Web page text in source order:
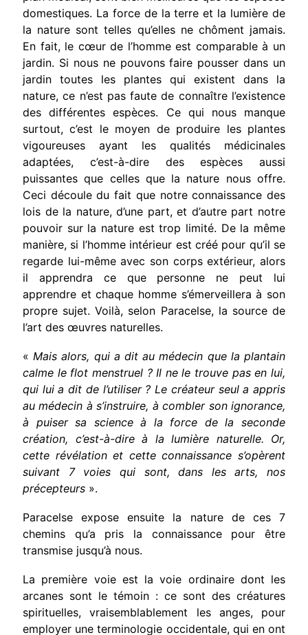
domestiques. La force de la terre et la lumière de
la nature sont telles qu’elles ne chôment jamais.
En fait, le cœur de l’homme est comparable à un
jardin. Si nous ne pouvons faire pousser dans un
jardin toutes les plantes qui existent dans la
nature, ce n’est pas faute de connaître l’existence
des différentes espèces. Ce qui nous manque
surtout, c’est le moyen de produire les plantes
vigoureuses ayant les qualités médicinales
adaptées, c’est-à-dire des espèces aussi
puissantes que celles que la nature nous offre.
Ceci découle du fait que notre connaissance des
lois de la nature, d’une part, et d’autre part notre
pouvoir sur la nature est trop limité. De la même
manière, si l’homme intérieur est créé pour qu’il se
regarde lui-même avec son corps extérieur, alors
il apprendra ce que personne ne peut lui
apprendre et chaque homme s’émerveillera à son
propre sujet. Voilà, selon Paracelse, la source de
l’art des œuvres naturelles.
« Mais alors, qui a dit au médecin que la plantain
calme le flot menstruel ? Il ne le trouve pas en lui,
qui lui a dit de l’utiliser ? Le créateur seul a appris
au médecin à s’instruire, à combler son ignorance,
à puiser sa science à la force de la seconde
création, c’est-à-dire à la lumière naturelle. Or,
cette révélation et cette connaissance s’opèrent
suivant 7 voies qui sont, dans les arts, nos
précepteurs ».
Paracelse expose ensuite la nature de ces 7
chemins qu’a pris la connaissance pour être
transmise jusqu’à nous.
La première voie est la voie ordinaire dont les
arcanes sont le témoin : ce sont des créatures
spirituelles, vraisemblablement les anges, pour
employer une terminologie occidentale, qui en ont